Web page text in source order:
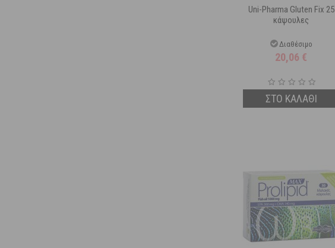
Uni-Pharma Gluten Fix 25
κάψουλες
Διαθέσιμο
20,06 €
ΣΤΟ ΚΑΛΑΘΙ